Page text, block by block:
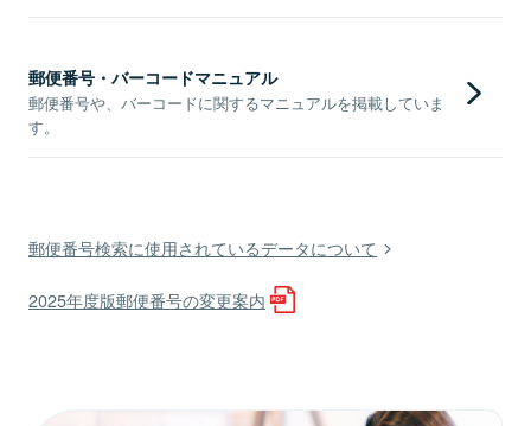
郵便番号・バーコードマニュアル
郵便番号や、バーコードに関するマニュアルを掲載していま
す。
郵便番号検索に使用されているデータについて
2025年度版郵便番号の変更案内